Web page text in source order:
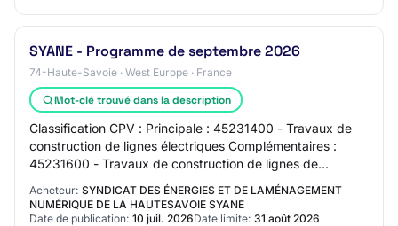
SYANE - Programme de septembre 2026
74-Haute-Savoie · West Europe · France
Mot-clé trouvé dans la description
Classification CPV : Principale : 45231400 - Travaux de
construction de lignes électriques Complémentaires :
45231600 - Travaux de construction de lignes de
communications 45316110 - Installation de…
Acheteur: SYNDICAT DES ÉNERGIES ET DE LAMÉNAGEMENT
NUMÉRIQUE DE LA HAUTESAVOIE SYANE
Date de publication: 10 juil. 2026Date limite: 31 août 2026